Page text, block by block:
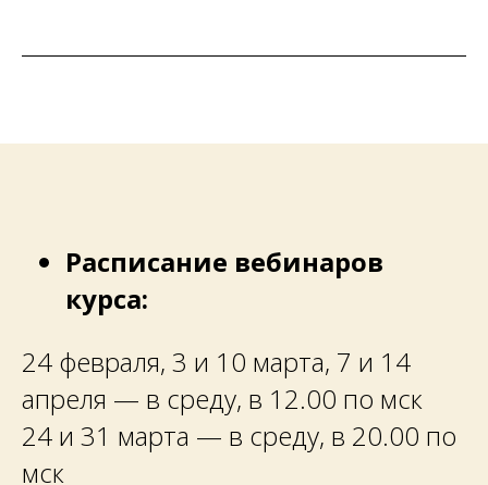
Расписание вебинаров
курса:
24 февраля, 3 и 10 марта, 7 и 14
апреля — в среду, в 12.00 по мск
24 и 31 марта — в среду, в 20.00 по
мск